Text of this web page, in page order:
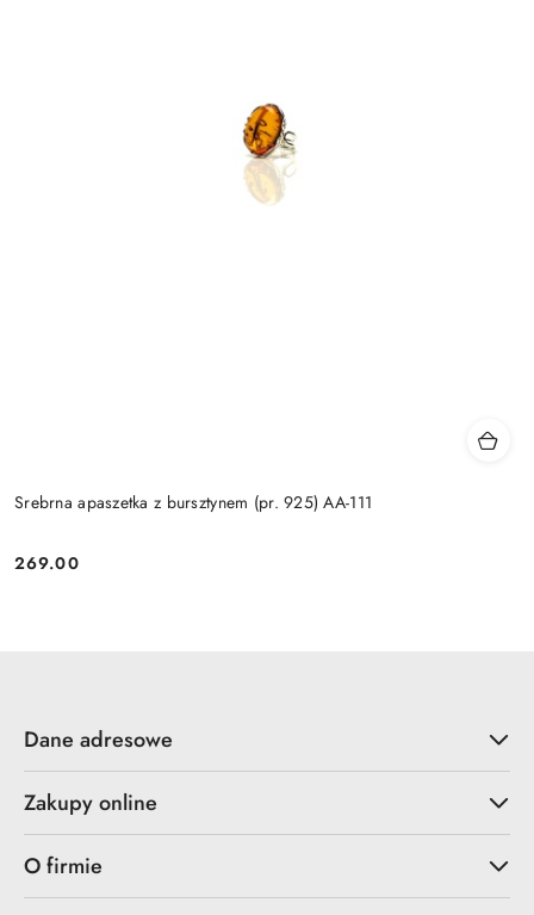
Srebrna apaszetka z bursztynem (pr. 925) AA-111
Cena:
269.00
Dane adresowe
Zakupy online
O firmie